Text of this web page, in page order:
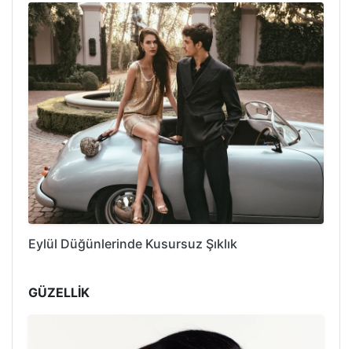
Eylül Düğünlerinde Kusursuz Şıklık
GÜZELLİK